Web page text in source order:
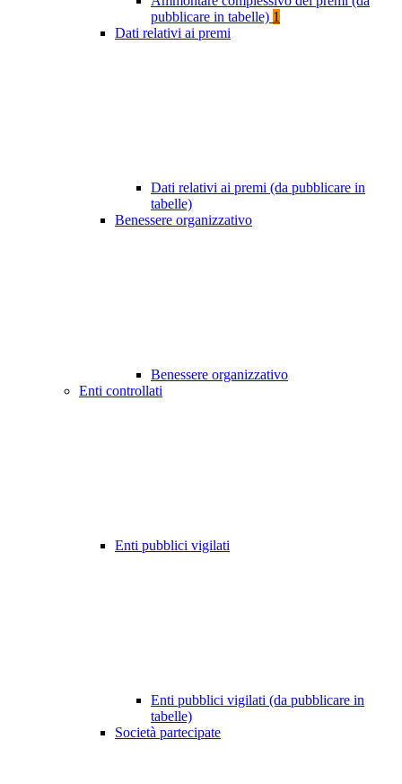
pubblicare in tabelle) 1
Dati relativi ai premi
Dati relativi ai premi (da pubblicare in
tabelle)
Benessere organizzativo
Benessere organizzativo
Enti controllati
Enti pubblici vigilati
Enti pubblici vigilati (da pubblicare in
tabelle)
Società partecipate